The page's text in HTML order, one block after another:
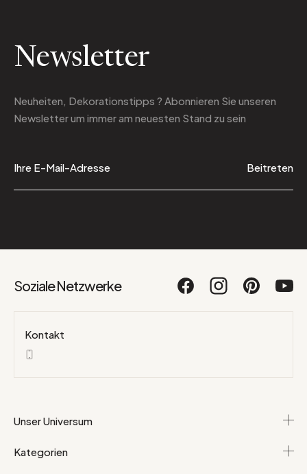
Newsletter
Neuheiten, Dekorationstipps ? Abonnieren Sie unseren
Newsletterum immer am neuesten Stand zu sein
Beitreten
Soziale Netzwerke
Kontakt
Unser Universum
Kategorien